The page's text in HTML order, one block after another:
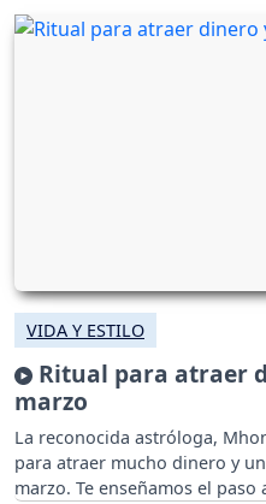
VIDA Y ESTILO
Ritual para atraer
marzo
La reconocida astróloga,
para atraer mucho dinero y
marzo. Te enseñamos el paso